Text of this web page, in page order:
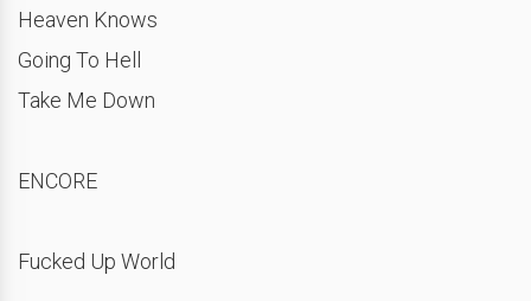
Heaven Knows
Going To Hell
Take Me Down
ENCORE
Fucked Up World